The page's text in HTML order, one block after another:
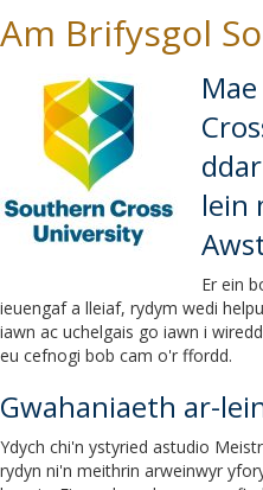
Am Brifysgol
lein
Er ein
ieuengaf a lleiaf, rydym wedi
iawn ac uchelgais go iawn i
eu cefnogi bob cam o'r ffordd.
Gwahaniaeth ar-
Ydych chi'n ystyried astudio
rydyn ni'n meithrin arweinwyr